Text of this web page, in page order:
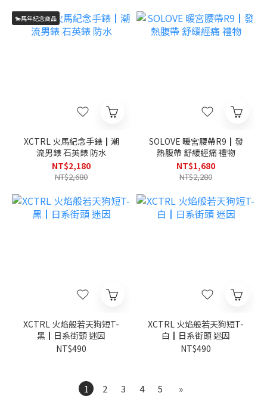
🐎馬年紀念商品
XCTRL 火馬紀念手錶┃潮
流男錶 石英錶 防水
NT$2,180
NT$2,680
SOLOVE 暖宮腰帶R9┃發
熱腹帶 舒緩經痛 禮物
NT$1,680
NT$2,280
XCTRL 火焰般若天狗短T-
黑┃日系街頭 迷因
NT$490
XCTRL 火焰般若天狗短T-
白┃日系街頭 迷因
NT$490
1 2 3 4 5 »